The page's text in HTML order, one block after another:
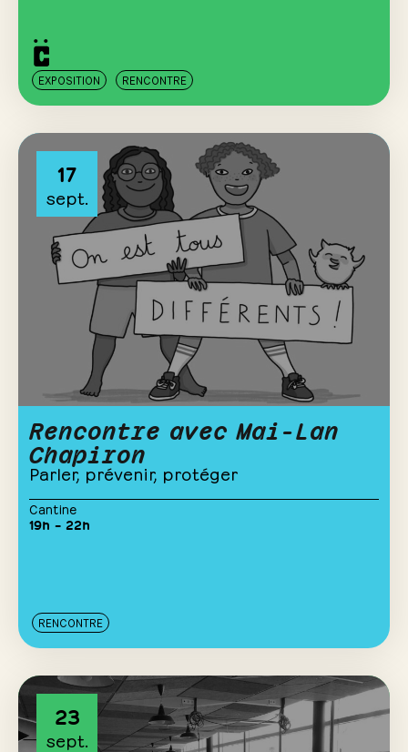
EXPOSITION RENCONTRE
17
sept.
Rencontre avec Mai-Lan
Chapiron
Parler, prévenir, protéger
Cantine
19h – 22h
RENCONTRE
23
sept.